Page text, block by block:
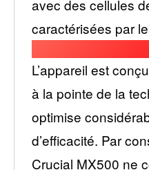
avec des cellules
caractérisées par
L’appareil est
à la pointe de la
optimise
d’efficacité. Par
Crucial MX500 ne